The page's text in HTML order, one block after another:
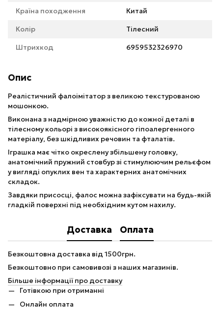
Країна походження Китай
Колір Тілесний
Штрихкод 6959532326970
Опис
Реалістичний фалоімітатор з великою текстурованою
мошонкою.
Виконана з надмірною уважністю до кожної деталі в
тілесному кольорі з високоякісного гіпоалергенного
матеріалу, без шкідливих речовин та фталатів.
Іграшка має чітко окреслену збільшену головку,
анатомічний пружний стовбур зі стимулюючим рельєфом
у вигляді опуклих вен та характерних анатомічних
складок.
Завдяки присосці, фалос можна зафіксувати на будь-якій
гладкій поверхні під необхідним кутом нахилу.
Доставка Оплата
Безкоштовна доставка від 1500грн.
Безкоштовно при самовивозі з наших магазинів.
Більше інформації про доставку
Готівкою при отриманні
Онлайн оплата